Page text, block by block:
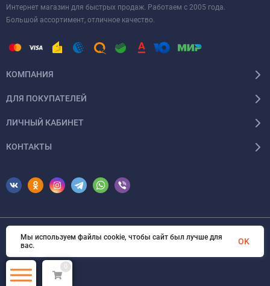
Интернет магазин для быстрых продаж. Работаем с 2005 года.
Большой ассортимент, отличное качество.
КОМПАНИЯ
ДЛЯ ПОКУПАТЕЛЕЙ
ЛИЧНЫЙ КАБИНЕТ
КОНТАКТЫ
© 2026 Erfolg Cosmetics. Все права защищены
0
Мы используем файлы cookie, чтобы сайт был лучше для
вас.
OK